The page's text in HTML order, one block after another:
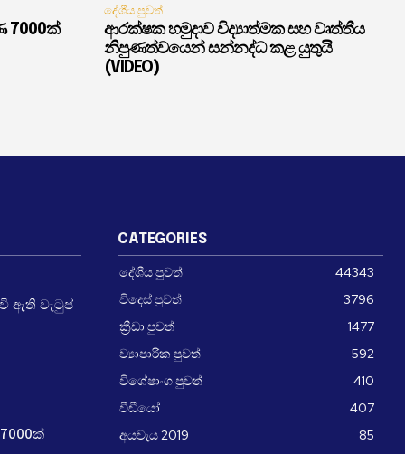
7000ක්
දේශීය පුවත්
ආරක්ෂක හමුදාව විද්‍යාත්මක සහ වෘත්තීය
නිපුණත්වයෙන් සන්නද්ධ කළ යුතුයි
(VIDEO)
ඇති වැටුප්
CATEGORIES
දේශීය පුවත්
44343
විදෙස් පුවත්
3796
ක්‍රීඩා පුවත්
1477
ව්‍යාපාරික පුවත්
592
විශේෂාංග පුවත්
410
වීඩීයෝ
407
අයවැය 2019
85